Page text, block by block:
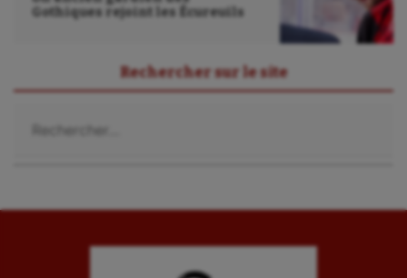
Sport handicap
Tir
Tir à l'arc
Gothiques rejoint les Écureuils
Rechercher sur le site